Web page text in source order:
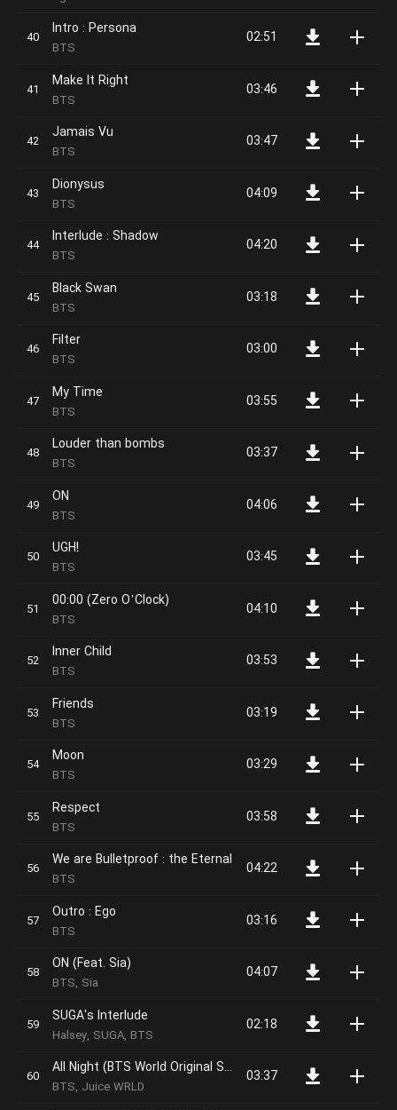
Intro : Persona
BTS
02:51
Make It Right
BTS
03:46
Jamais Vu
BTS
03:47
Dionysus
BTS
04:09
Interlude : Shadow
BTS
04:20
Black Swan
BTS
03:18
Filter
BTS
03:00
My Time
BTS
03:55
Louder than bombs
BTS
03:37
ON
BTS
04:06
UGH!
BTS
03:45
00:00 (Zero O’Clock)
BTS
04:10
Inner Child
BTS
03:53
Friends
BTS
03:19
Moon
BTS
03:29
Respect
BTS
03:58
We are Bulletproof : the Eternal
BTS
04:22
Outro : Ego
BTS
03:16
ON (Feat. Sia)
BTS, Sia
04:07
SUGA's Interlude
Halsey, SUGA, BTS
02:18
All Night (BTS World Original Soundtrack) [Pt. 3]
BTS, Juice WRLD
03:37